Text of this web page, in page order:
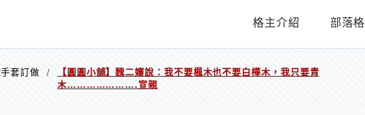
格主介紹 部落格
套訂做 /
【圓圓小舖】魏二嬸說：我不要楓木也不要白樺木，我只要青
木………………….宣親